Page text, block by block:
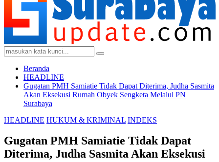
Search
for:
Search
Beranda
HEADLINE
Gugatan PMH Samiatie Tidak Dapat Diterima, Judha Sasmita
Akan Eksekusi Rumah Obyek Sengketa Melalui PN
Surabaya
HEADLINE HUKUM & KRIMINAL INDEKS
Gugatan PMH Samiatie Tidak Dapat
Diterima, Judha Sasmita Akan Eksekusi